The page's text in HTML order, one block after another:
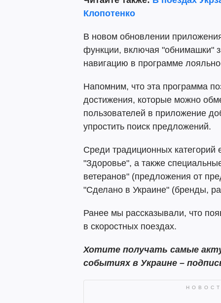
Клопотенко
В новом обновлении
функции, включая "обнимашки"
навигацию в программе
Напомним, что эта программа
достижения, которые можно
пользователей в приложение
упростить поиск предложений.
Среди традиционных категорий
"Здоровье", а также
ветеранов" (предложения от
"Сделано в Украине" (бренды,
Ранее мы рассказывали, что
в скоростных поездах.
Хотите получать самые
событиях в Украине –